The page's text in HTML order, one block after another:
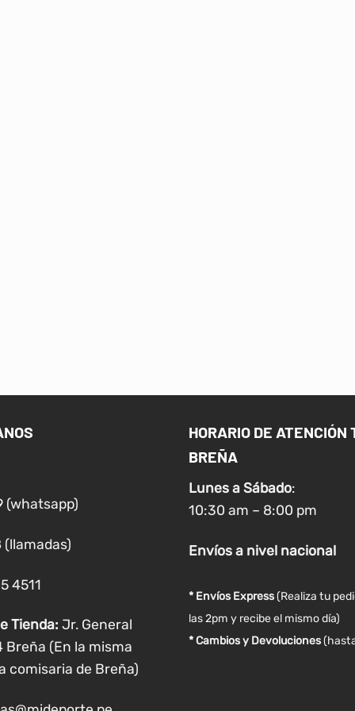
(whatsapp)
(llamadas)
4511
Tienda: Jr. General
Breña (En la misma
comisaria de Breña)
HORARIO DE ATENCIÓN
BREÑA
Lunes a Sábado:
10:30 am – 8:00 pm
Envíosa nivel nacional
* Envíos Express(Realiza tu
las 2pm y recibe el mismo día)
* Cambios y Devoluciones